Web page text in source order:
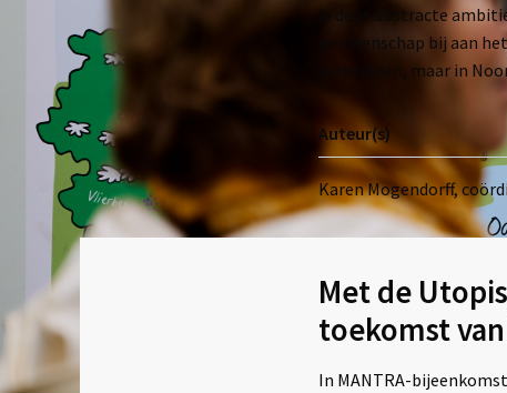
je deze abstracte
gemeenschap bij aan
verbeelden, maar in
Auteur(s)
Karen Mogendorff,
Met de
toekomst
In MANTRA-